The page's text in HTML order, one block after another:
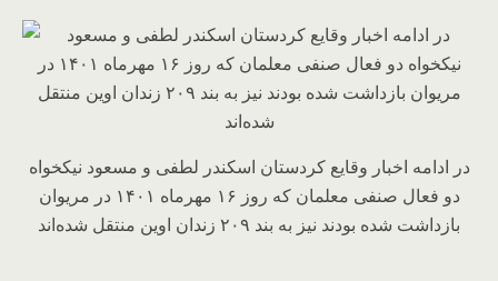
در ادامه اخبار وقایع کردستان اسکندر لطفی و مسعود نیکخواه
دو فعال صنفی معلمان که روز ۱۶ مهرماه ۱۴۰۱ در مریوان
بازداشت شده بودند نیز به بند ۲۰۹ زندان اوین منتقل شده‌اند